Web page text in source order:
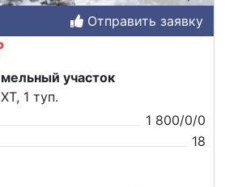
Отправить заявку
участок
1 туп.
1 800/0/0
18